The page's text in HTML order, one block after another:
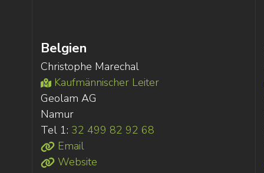
Belgien
Christophe Marechal
Kaufmännischer Leiter
Geolam AG
Namur
Tel 1: 32 499 82 92 68
Email
Website